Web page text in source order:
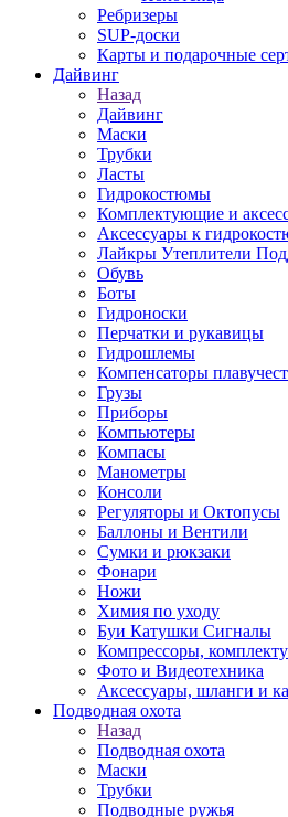
Ребризеры
SUP-доски
Карты и подарочные
Дайвинг
Назад
Дайвинг
Маски
Трубки
Ласты
Гидрокостюмы
Комплектующие и
Аксессуары к
Лайкры Утеплители
Обувь
Боты
Гидроноски
Перчатки и рукавицы
Гидрошлемы
Компенсаторы
Грузы
Приборы
Компьютеры
Компасы
Манометры
Консоли
Регуляторы и Октопусы
Баллоны и Вентили
Сумки и рюкзаки
Фонари
Ножи
Химия по уходу
Буи Катушки Сигналы
Компрессоры,
Фото и Видеотехника
Аксессуары, шланги и
Подводная охота
Назад
Подводная охота
Маски
Трубки
Подводные ружья